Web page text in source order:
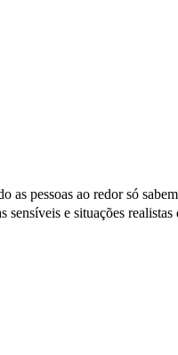
as pessoas ao redor só
e situações realistas